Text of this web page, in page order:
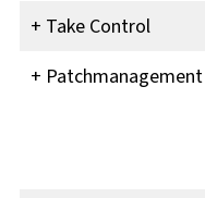
+ Take Control
+ Patchmanagement